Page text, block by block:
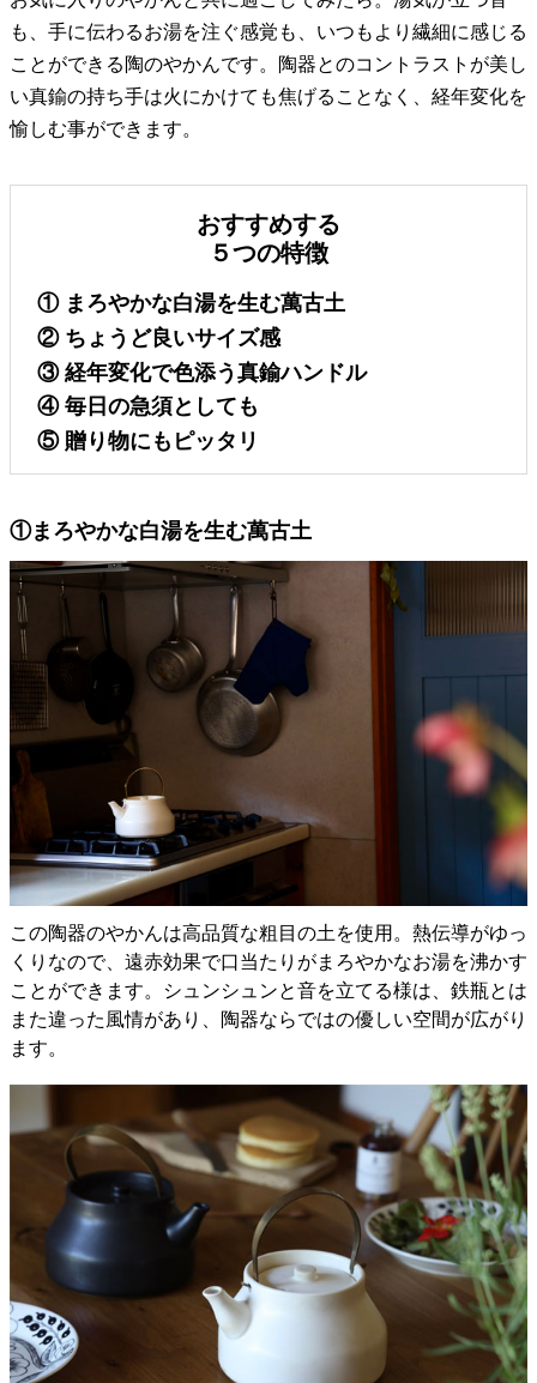
も、手に伝わるお湯を注ぐ感覚も、いつもより繊細に感じる
ことができる陶のやかんです。陶器とのコントラストが美し
い真鍮の持ち手は火にかけても焦げることなく、経年変化を
愉しむ事ができます。
おすすめする
５つの特徴
① まろやかな白湯を生む萬古土
② ちょうど良いサイズ感
③ 経年変化で色添う真鍮ハンドル
④ 毎日の急須としても
⑤ 贈り物にもピッタリ
①まろやかな白湯を生む萬古土
この陶器のやかんは高品質な粗目の土を使用。熱伝導がゆっ
くりなので、遠赤効果で口当たりがまろやかなお湯を沸かす
ことができます。シュンシュンと音を立てる様は、鉄瓶とは
また違った風情があり、陶器ならではの優しい空間が広がり
ます。